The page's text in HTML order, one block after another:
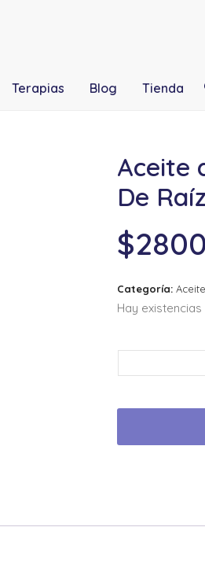
Terapias Blog Tienda
Aceite
De Raíz
$
Categoría:
Hay existencias